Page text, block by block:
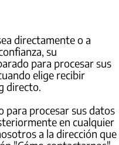
directamente o a
su
para procesar sus
elige recibir
directo.
para procesar sus datos
en cualquier
a la dirección que